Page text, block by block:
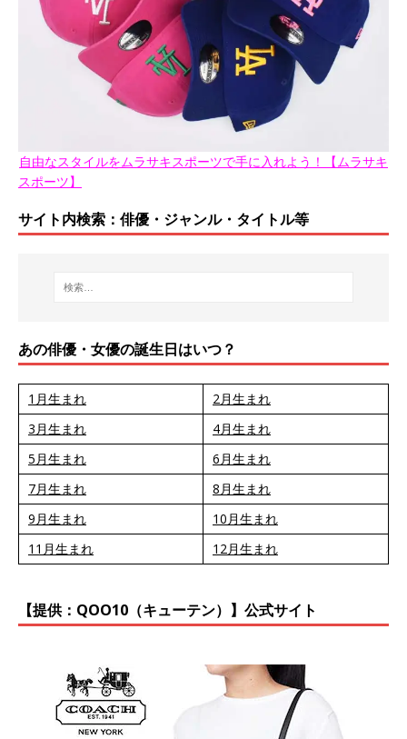
自由なスタイルをムラサキスポーツで手に入れよう！【ムラサキ
スポーツ】
サイト内検索：俳優・ジャンル・タイトル等
あの俳優・女優の誕生日はいつ？
1月生まれ
2月生まれ
3月生まれ
4月生まれ
5月生まれ
6月生まれ
7月生まれ
8月生まれ
9月生まれ
10月生まれ
11月生まれ
12月生まれ
【提供：QOO10（キューテン）】公式サイト